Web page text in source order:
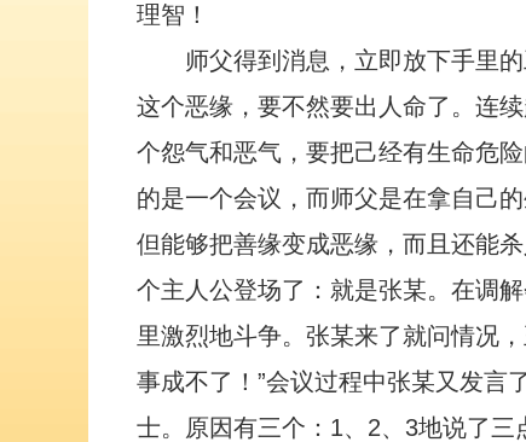
理智！
师父得到消息，立即放下手里
这个恶缘，要不然要出人命了。连
个怨气和恶气，要把己经有生命危
的是一个会议，而师父是在拿自己
但能够把善缘变成恶缘，而且还能
个主人公登场了：就是张某。在调
里激烈地斗争。张某来了就问情况
事成不了！”会议过程中张某又发言
士。原因有三个：1、2、3地说了